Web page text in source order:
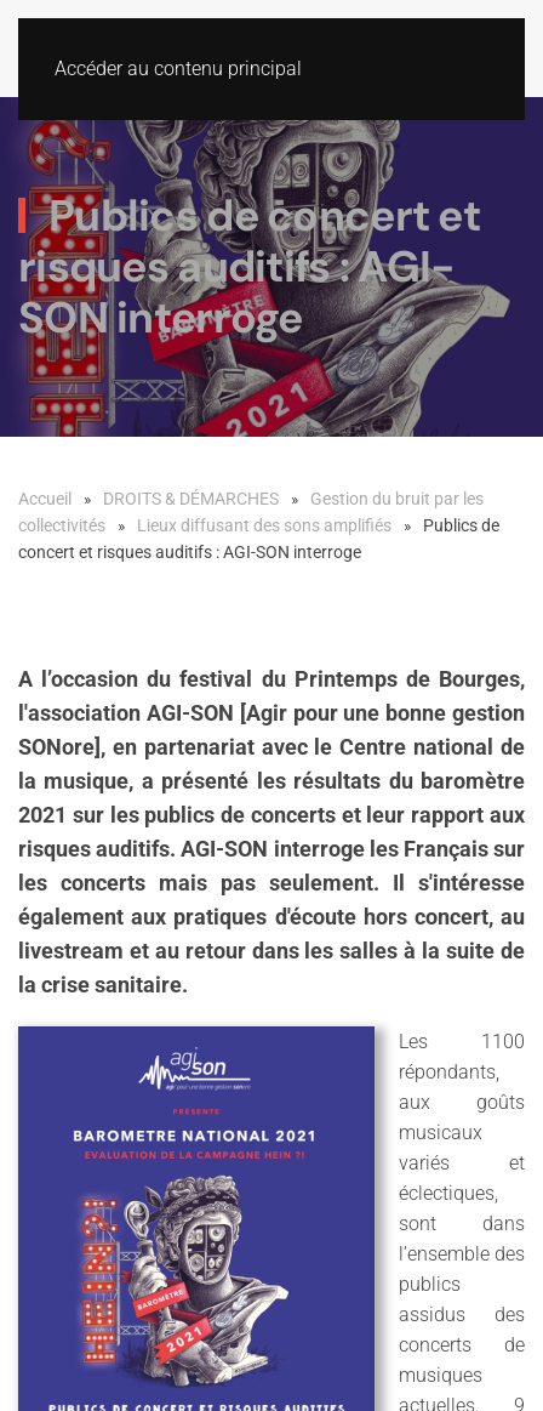
Accéder au contenu principal
Publics de concert et
risques auditifs : AGI-
SON interroge
Accueil DROITS & DÉMARCHES
Gestion du bruit par les
collectivités
Lieux diffusant des sons amplifiés
Publics de
concert et risques auditifs : AGI-SON interroge
A l’occasion du festival du Printemps de Bourges,
l'association AGI-SON [Agir pour une bonne gestion
SONore], en partenariat avec le Centre national de
la musique, a présenté les résultats du baromètre
2021 sur les publics de concerts et leur rapport aux
risques auditifs. AGI-SON interroge les Français sur
les concerts mais pas seulement. Il s'intéresse
également aux pratiques d'écoute hors concert, au
livestream et au retour dans les salles à la suite de
la crise sanitaire.
Les 1100
répondants,
aux goûts
musicaux
variés et
éclectiques,
sont dans
l’ensemble des
publics
assidus des
concerts de
musiques
actuelles. 9